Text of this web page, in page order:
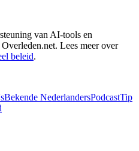
van AI-tools en
Lees meer over
beleid.
Bekende NederlandersPodcastTip